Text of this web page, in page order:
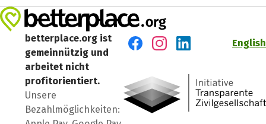
betterplace.org ist
gemeinnützig und
arbeitet nicht
profitorientiert.
Unsere
Bezahlmöglichkeiten:
English